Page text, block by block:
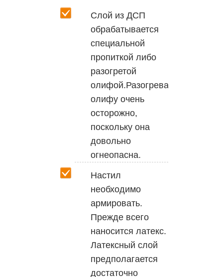
Слой из ДСП
обрабатывается
специальной
пропиткой либо
разогретой
олифой.Разогревайте
олифу очень
осторожно,
поскольку она
довольно
огнеопасна.
Настил
необходимо
армировать.
Прежде всего
наносится латекс.
Латексный слой
предполагается
достаточно